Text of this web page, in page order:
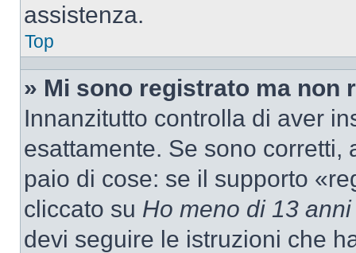
assistenza.
Top
» Mi sono registrato ma non
Innanzitutto controlla di aver
esattamente. Se sono
paio di cose: se il supporto
cliccato su Ho meno di 13 anni
devi seguire le istruzioni che